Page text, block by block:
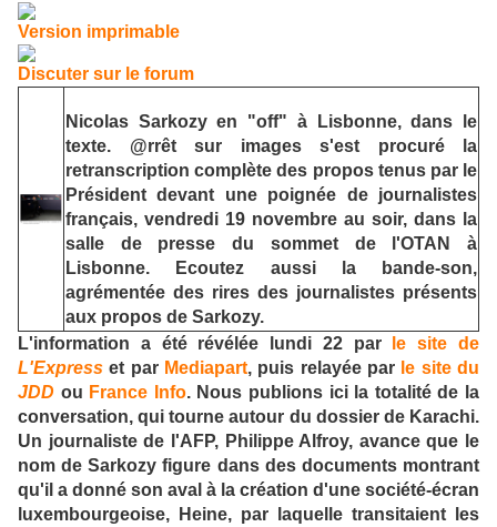
Version imprimable
Discuter sur le forum
Nicolas Sarkozy en "off" à Lisbonne, dans le
texte. @rrêt sur images s'est procuré la
retranscription complète des propos tenus par le
Président devant une poignée de journalistes
français, vendredi 19 novembre au soir, dans la
salle de presse du sommet de l'OTAN à
Lisbonne. Ecoutez aussi la bande-son,
agrémentée des rires des journalistes présents
aux propos de Sarkozy.
L'information a été révélée lundi 22 par
le site de
L'Express et par Mediapart, puis relayée par le site du
JDD ou France Info. Nous publions ici la totalité de la
conversation, qui tourne autour du dossier de Karachi.
Un journaliste de l'AFP, Philippe Alfroy, avance que le
nom de Sarkozy figure dans des documents montrant
qu'il a donné son aval à la création d'une société-écran
luxembourgeoise, Heine, par laquelle transitaient les